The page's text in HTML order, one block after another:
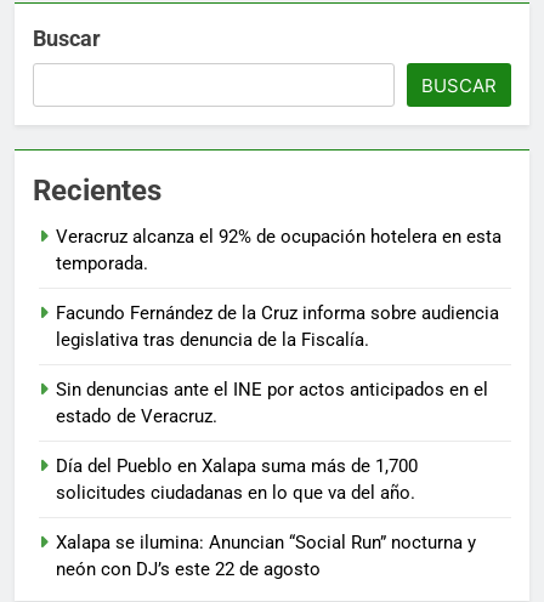
Buscar
BUSCAR
Recientes
Veracruz alcanza el 92% de ocupación hotelera en esta
temporada.
Facundo Fernández de la Cruz informa sobre audiencia
legislativa tras denuncia de la Fiscalía.
Sin denuncias ante el INE por actos anticipados en el
estado de Veracruz.
Día del Pueblo en Xalapa suma más de 1,700
solicitudes ciudadanas en lo que va del año.
Xalapa se ilumina: Anuncian “Social Run” nocturna y
neón con DJ’s este 22 de agosto